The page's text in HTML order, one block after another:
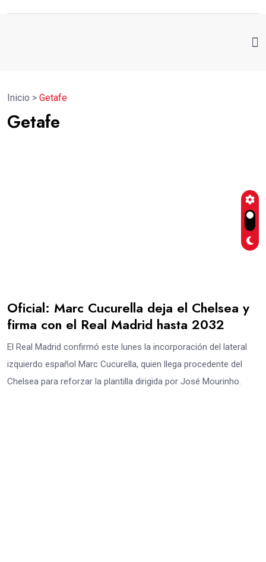
Inicio > Getafe
Getafe
Oficial: Marc Cucurella deja el Chelsea y
firma con el Real Madrid hasta 2032
El Real Madrid confirmó este lunes la incorporación del lateral
izquierdo español Marc Cucurella, quien llega procedente del
Chelsea para reforzar la plantilla dirigida por José Mourinho.